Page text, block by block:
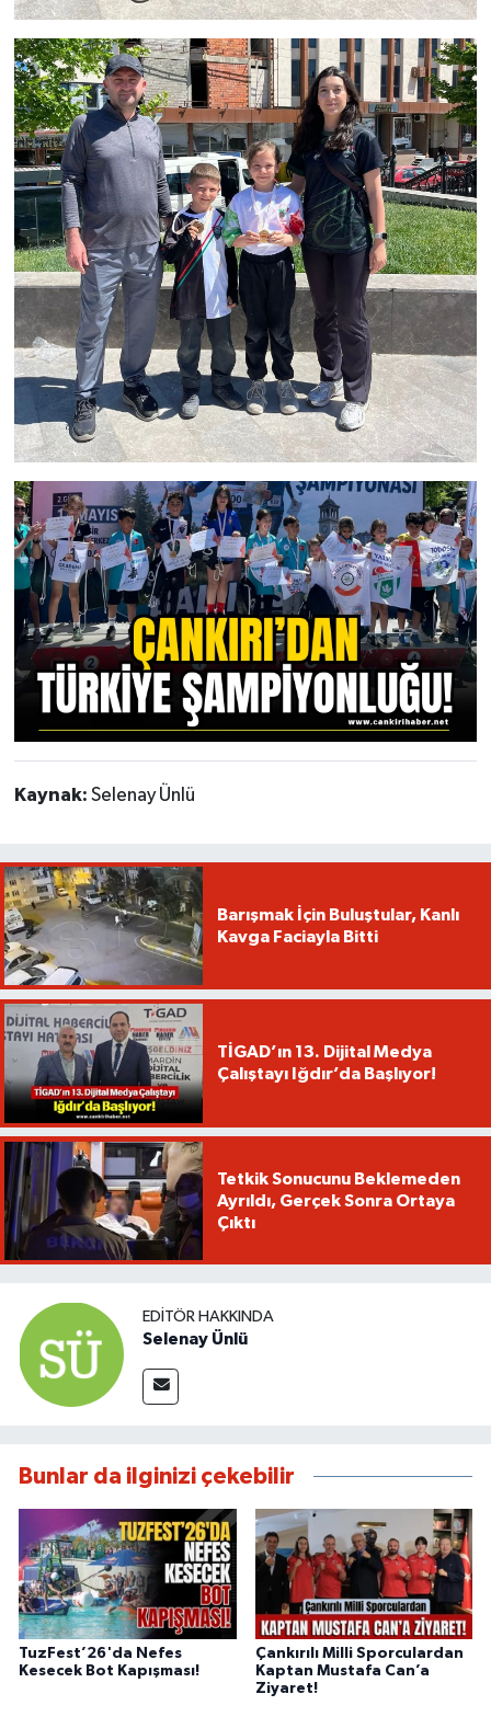
Kaynak: Selenay Ünlü
Barışmak İçin Buluştular, Kanlı
Kavga Faciayla Bitti
TİGAD’ın 13. Dijital Medya
Çalıştayı Iğdır’da Başlıyor!
Tetkik Sonucunu Beklemeden
Ayrıldı, Gerçek Sonra Ortaya
Çıktı
EDITÖR HAKKINDA
Selenay Ünlü
Bunlar da ilginizi çekebilir
TuzFest’26'da Nefes
Kesecek Bot Kapışması!
Çankırılı Milli Sporculardan
Kaptan Mustafa Can’a
Ziyaret!